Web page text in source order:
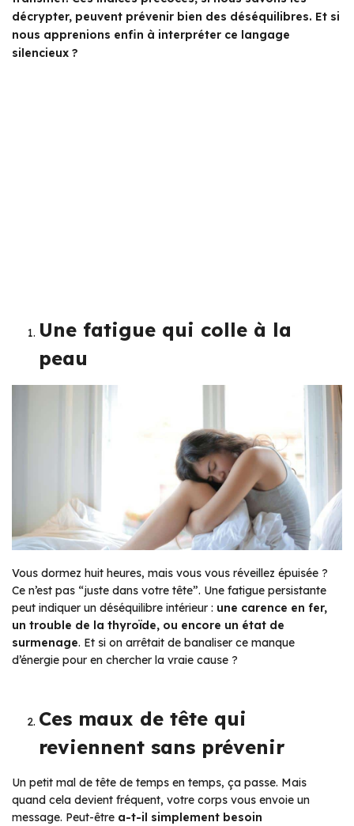
décrypter, peuvent prévenir bien des déséquilibres. Et si
nous apprenions enfin à interpréter ce langage
silencieux ?
Une fatigue qui colle à la
peau
Vous dormez huit heures, mais vous vous réveillez épuisée ?
Ce n’est pas “juste dans votre tête”. Une fatigue persistante
peut indiquer un déséquilibre intérieur : une carence en fer,
un trouble de la thyroïde, ou encore un état de
surmenage. Et si on arrêtait de banaliser ce manque
d’énergie pour en chercher la vraie cause ?
Ces maux de tête qui
reviennent sans prévenir
Un petit mal de tête de temps en temps, ça passe. Mais
quand cela devient fréquent, votre corps vous envoie un
message. Peut-être a-t-il simplement besoin